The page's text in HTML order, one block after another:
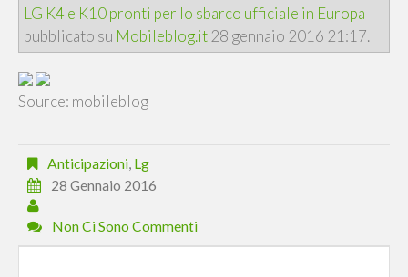
LG K4 e K10 pronti per lo sbarco ufficiale in Europa
pubblicato su Mobileblog.it 28 gennaio 2016 21:17.
Source: mobileblog
Anticipazioni Lg
28 Gennaio 2016
Non Ci Sono Commenti